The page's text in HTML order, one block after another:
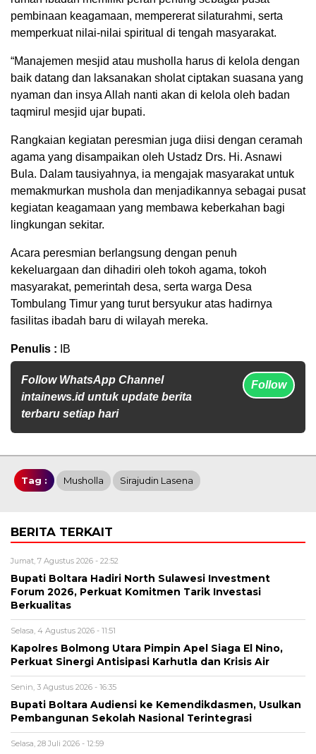
pembinaan keagamaan, mempererat silaturahmi, serta
memperkuat nilai-nilai spiritual di tengah masyarakat.
“Manajemen mesjid atau musholla harus di kelola dengan
baik datang dan laksanakan sholat ciptakan suasana yang
nyaman dan insya Allah nanti akan di kelola oleh badan
taqmirul mesjid ujar bupati.
Rangkaian kegiatan peresmian juga diisi dengan ceramah
agama yang disampaikan oleh Ustadz Drs. Hi. Asnawi
Bula. Dalam tausiyahnya, ia mengajak masyarakat untuk
memakmurkan mushola dan menjadikannya sebagai pusat
kegiatan keagamaan yang membawa keberkahan bagi
lingkungan sekitar.
Acara peresmian berlangsung dengan penuh
kekeluargaan dan dihadiri oleh tokoh agama, tokoh
masyarakat, pemerintah desa, serta warga Desa
Tombulang Timur yang turut bersyukur atas hadirnya
fasilitas ibadah baru di wilayah mereka.
Penulis : IB
Follow WhatsApp Channel
intainews.id untuk update berita
terbaru setiap hari
Follow
Tag : Musholla Sirajudin Lasena
BERITA TERKAIT
Jumat, 7 Agustus 2026 - 22:52
Bupati Boltara Hadiri North Sulawesi Investment
Forum 2026, Perkuat Komitmen Tarik Investasi
Berkualitas
Selasa, 4 Agustus 2026 - 11:51
Kapolres Bolmong Utara Pimpin Apel Siaga El Nino,
Perkuat Sinergi Antisipasi Karhutla dan Krisis Air
Senin, 3 Agustus 2026 - 16:35
Bupati Boltara Audiensi ke Kemendikdasmen, Usulkan
Pembangunan Sekolah Nasional Terintegrasi
Selasa, 28 Juli 2026 - 12:59